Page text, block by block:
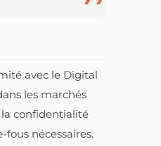
avec le Digital
les marchés
confidentialité
fous nécessaires.